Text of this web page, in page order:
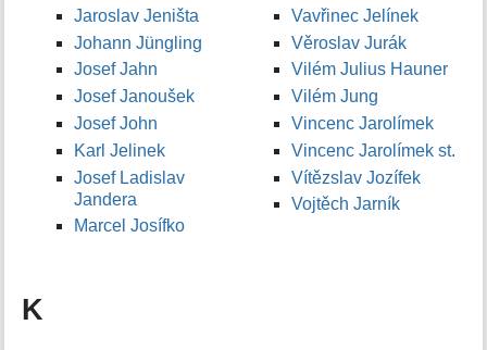
Jaroslav Jeništa
Johann Jüngling
Josef Jahn
Josef Janoušek
Josef John
Karl Jelinek
Josef Ladislav
Jandera
Marcel Josífko
Vavřinec Jelínek
Věroslav Jurák
Vilém Julius Hauner
Vilém Jung
Vincenc Jarolímek
Vincenc Jarolímek st.
Vítězslav Jozífek
Vojtěch Jarník
K